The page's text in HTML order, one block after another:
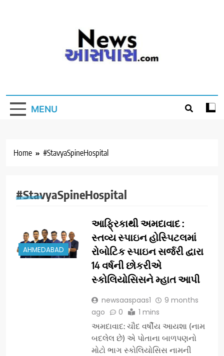
MENU
Home #StavyaSpineHospital
#StavyaSpineHospital
AHMEDABAD
આફ્રિકાથી અમદાવાદ :
સ્તવ્ય સ્પાઇન હોસ્પિટલમાં
રોબોટિક સ્પાઇન સર્જરી દ્વારા
14 વર્ષની છોકરીએ
સ્કોલિયોસિસને મ્હાત આપી
newsaaspaas1
9 months
ago
0 1 mins
અમદાવાદ: ચૌદ વર્ષીય આયશા (નામ
બદલેલ છે) એ પોતાના બાળપણનો
મોટો ભાગ સ્કોલિયોસિસ નામની